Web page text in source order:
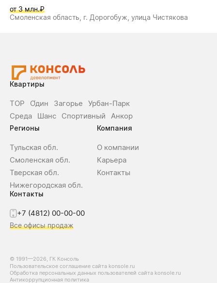
от 3 млн.₽
Смоленская область, г. Дорогобуж, улица Чистякова
Квартиры
ТОР О́дин Загорье
Урбан-Парк
Среда
Шанс Спортивный Анкор
Регионы
Тульская обл.
Смоленская обл.
Тверская обл.
Нижегородская обл.
Компания
О компании
Карьера
Контакты
Контакты
+7 (4812) 00-00-00
Все офисы продаж
© 1991—2026, ГК Консоль
Пользовательское соглашение сайта konsole.ru
Обработка персональных данных пользователей сайта konsole.ru
Антикоррупционная политика